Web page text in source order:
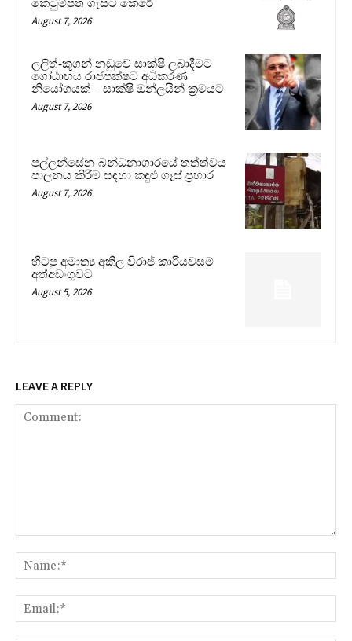
කෙටුම්පත ගැසට් කෙරේ
August 7, 2026
ලලිත්-කූගන් නඩුවේ සාක්ෂි ලබාදීමට
ගෝඨාභය රාජපක්ෂට අධිකරණ
නියෝගයක් – සාක්ෂි ඔන්ලයින් ක්‍රමයට
August 7, 2026
පල්ලන්සේන බන්ධනාගාරයේ තත්ත්වය
පාලනය කිරීම සඳහා කඳුළු ගෑස් ප්‍රහාර
August 7, 2026
හිටපු අමාත්‍ය අකිල විරාජ් කාරියවසම්
අත්අඩංගුවට
August 5, 2026
LEAVE A REPLY